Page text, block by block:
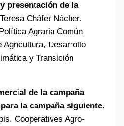
presentación de la
Cháfer Nácher.
Agraria Común
Agricultura, Desarrollo
y Transición
de la campaña
la campaña siguiente.
Cooperatives Agro-